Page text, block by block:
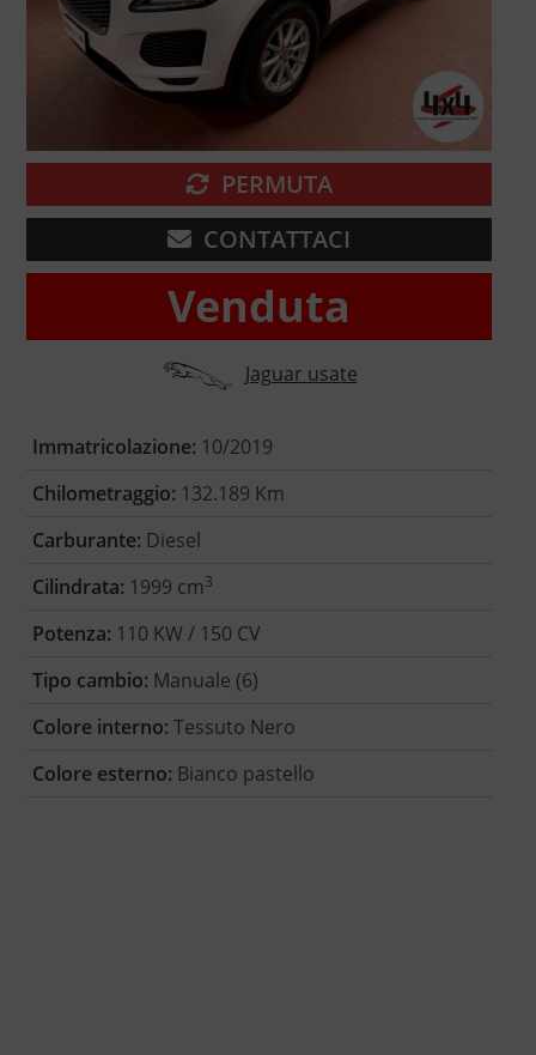
PERMUTA
CONTATTACI
Venduta
Jaguar usate
Immatricolazione: 10/2019
Chilometraggio: 132.189 Km
Carburante: Diesel
Cilindrata: 1999 cm3
Potenza: 110 KW / 150 CV
Tipo cambio: Manuale (6)
Colore interno: Tessuto Nero
Colore esterno: Bianco pastello